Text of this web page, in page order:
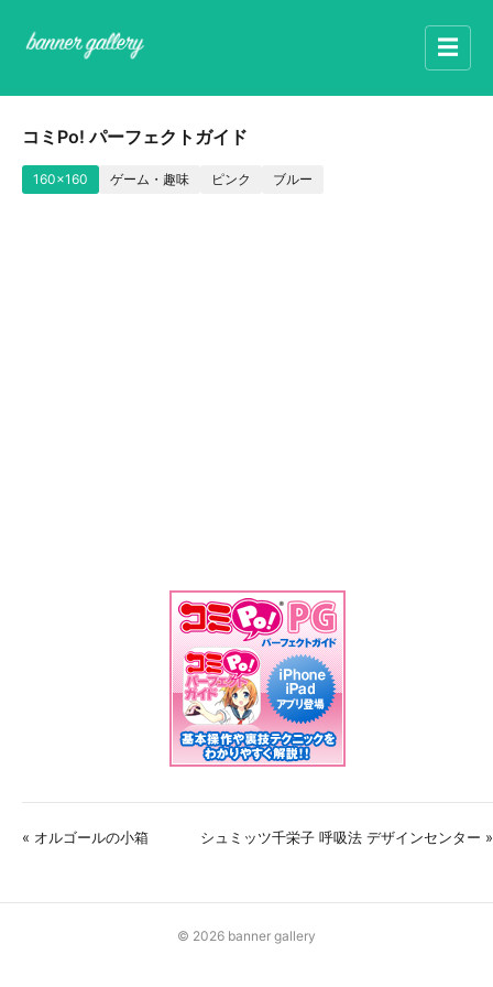
☰
コミPo! パーフェクトガイド
160x160 ゲーム・趣味 ピンク ブルー
« オルゴールの小箱 シュミッツ千栄子 呼吸法 デザインセンター »
© 2026 banner gallery